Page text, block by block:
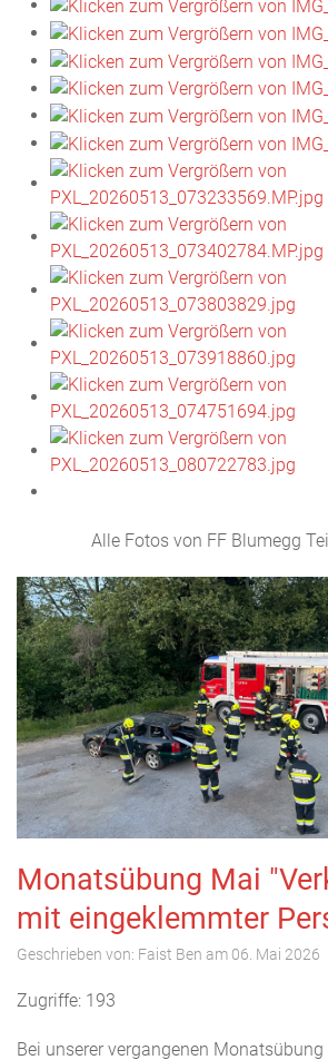
Alle Fotos von FF Blumegg
Monatsübung Mai
mit eingeklemmter
Geschrieben von: Faist Ben am 06. Mai 2026
Zugriffe: 193
Bei unserer vergangenen